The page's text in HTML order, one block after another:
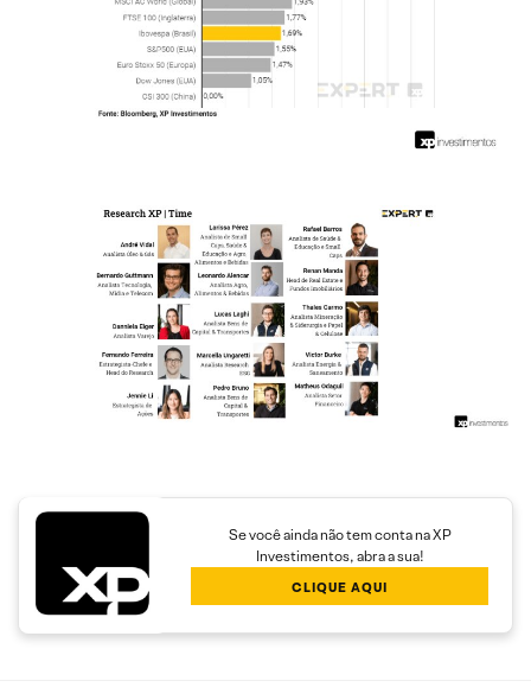
Se você ainda não tem conta na XP
Investimentos, abra a sua!
CLIQUE AQUI